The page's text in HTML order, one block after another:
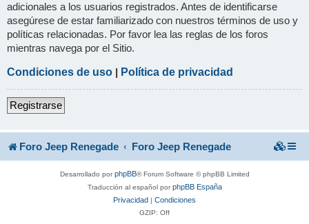
adicionales a los usuarios registrados. Antes de identificarse
asegúrese de estar familiarizado con nuestros términos de uso y
políticas relacionadas. Por favor lea las reglas de los foros
mientras navega por el Sitio.
Condiciones de uso | Política de privacidad
Registrarse
Foro Jeep Renegade Foro Jeep Renegade
Desarrollado porphpBB® Forum Software © phpBB Limited
Traducción al español porphpBB España
Privacidad | Condiciones
GZIP: Off